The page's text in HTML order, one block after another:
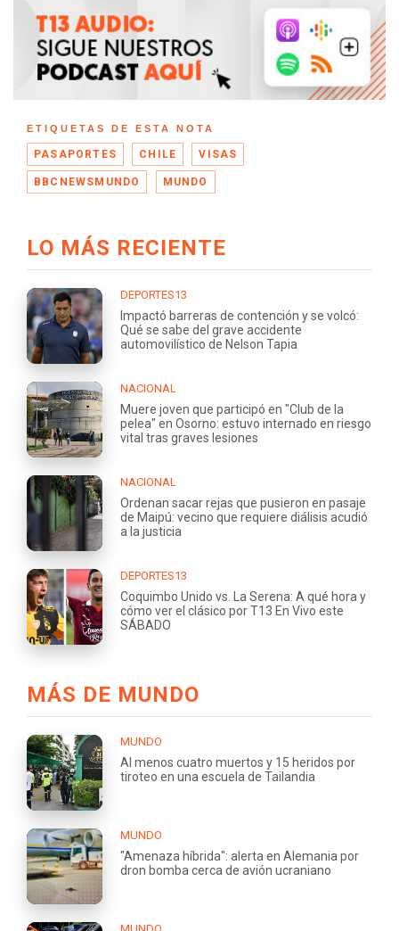
ETIQUETAS DE ESTA NOTA
PASAPORTES CHILE VISAS
BBCNEWSMUNDO MUNDO
LO MÁS RECIENTE
DEPORTES13
Impactó barreras de contención y se volcó:
Qué se sabe del grave accidente
automovilístico de Nelson Tapia
NACIONAL
Muere joven que participó en "Club de la
pelea" en Osorno: estuvo internado en riesgo
vital tras graves lesiones
NACIONAL
Ordenan sacar rejas que pusieron en pasaje
de Maipú: vecino que requiere diálisis acudió
a la justicia
DEPORTES13
Coquimbo Unido vs. La Serena: A qué hora y
cómo ver el clásico por T13 En Vivo este
SÁBADO
MÁS DE MUNDO
MUNDO
Al menos cuatro muertos y 15 heridos por
tiroteo en una escuela de Tailandia
MUNDO
"Amenaza híbrida": alerta en Alemania por
dron bomba cerca de avión ucraniano